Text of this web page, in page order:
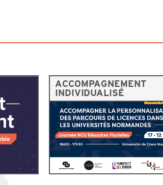
ACCOMPAGNEMENT
INDIVIDUALISÉ